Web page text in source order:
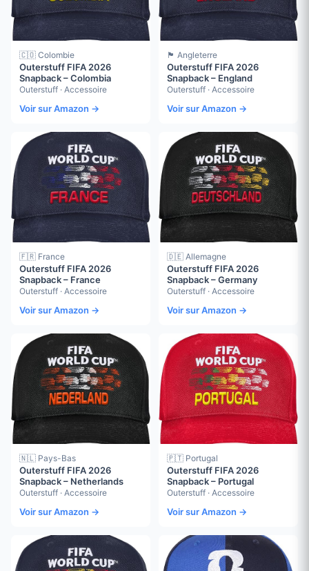
🇨🇴 Colombie
Outerstuff FIFA 2026
Snapback – Colombia
Outerstuff · Accessoire
Voir sur Amazon →
🏴󠁧󠁢󠁥󠁮󠁧󠁿 Angleterre
Outerstuff FIFA 2026
Snapback – England
Outerstuff · Accessoire
Voir sur Amazon →
🇫🇷 France
Outerstuff FIFA 2026
Snapback – France
Outerstuff · Accessoire
Voir sur Amazon →
🇩🇪 Allemagne
Outerstuff FIFA 2026
Snapback – Germany
Outerstuff · Accessoire
Voir sur Amazon →
🇳🇱 Pays-Bas
Outerstuff FIFA 2026
Snapback – Netherlands
Outerstuff · Accessoire
Voir sur Amazon →
🇵🇹 Portugal
Outerstuff FIFA 2026
Snapback – Portugal
Outerstuff · Accessoire
Voir sur Amazon →